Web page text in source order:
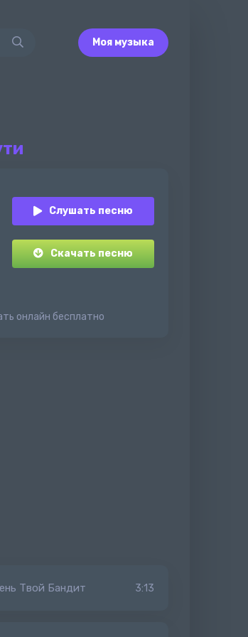
Моя музыка
Слушать песню
Скачать песню
онлайн бесплатно
Твой Бандит 3:13